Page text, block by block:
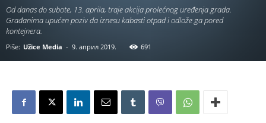
Od danas do subote, 13. aprila, traje akcija prolećnog uređenja grada.
Građanima upućen poziv da iznesu kabasti otpad i odlože ga pored
kontejnera.
Piše: Užice Media - 9. април 2019. 691